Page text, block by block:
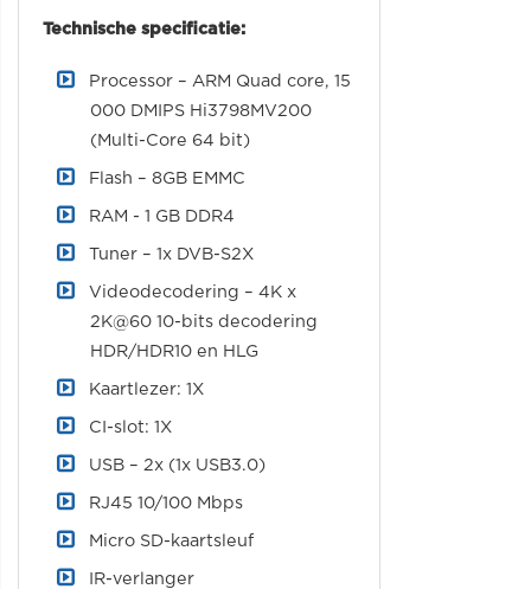
Technische specificatie:
Processor – ARM Quad core, 15
000 DMIPS Hi3798MV200
(Multi-Core 64 bit)
Flash – 8GB EMMC
RAM - 1 GB DDR4
Tuner – 1x DVB-S2X
Videodecodering – 4K x
2K@60 10-bits decodering
HDR/HDR10 en HLG
Kaartlezer: 1X
CI-slot: 1X
USB – 2x (1x USB3.0)
RJ45 10/100 Mbps
Micro SD-kaartsleuf
IR-verlanger